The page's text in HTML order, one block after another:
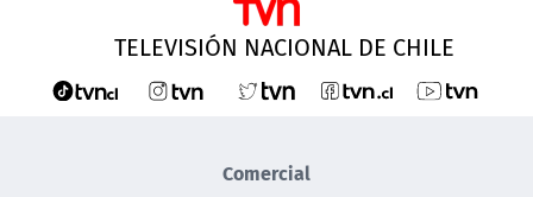
TELEVISIÓN NACIONAL DE CHILE
Comercial